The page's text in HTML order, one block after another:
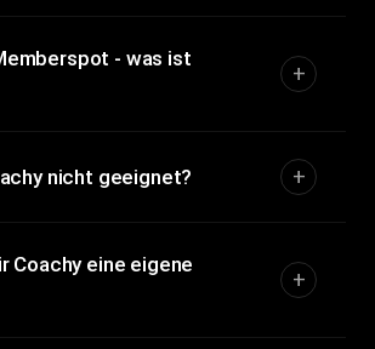
- was ist
nicht geeignet?
Coachy eine eigene